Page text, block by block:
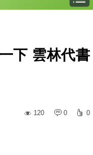
下 雲林代書
120
0 0